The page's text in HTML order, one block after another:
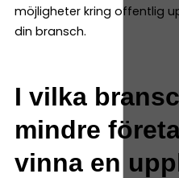
möjligheter kring offentlig
din bransch.
I vilka
mindre
vinna en